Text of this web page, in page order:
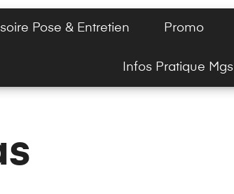
Pose & Entretien Promo
Infos Pratique Mgs